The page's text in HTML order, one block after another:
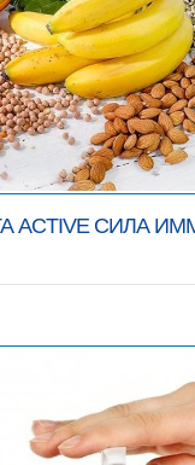
ACTIVE СИЛА